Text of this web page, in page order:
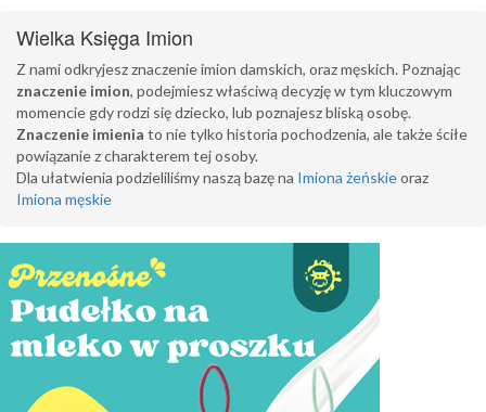
Wielka Księga Imion
Z nami odkryjesz znaczenie imion damskich, oraz męskich. Poznając
znaczenie imion, podejmiesz właściwą decyzję w tym kluczowym
momencie gdy rodzi się dziecko, lub poznajesz bliską osobę.
Znaczenie imienia to nie tylko historia pochodzenia, ale także ściłe
powiązanie z charakterem tej osoby.
Dla ułatwienia podzieliliśmy naszą bazę na Imiona żeńskieoraz
Imiona męskie